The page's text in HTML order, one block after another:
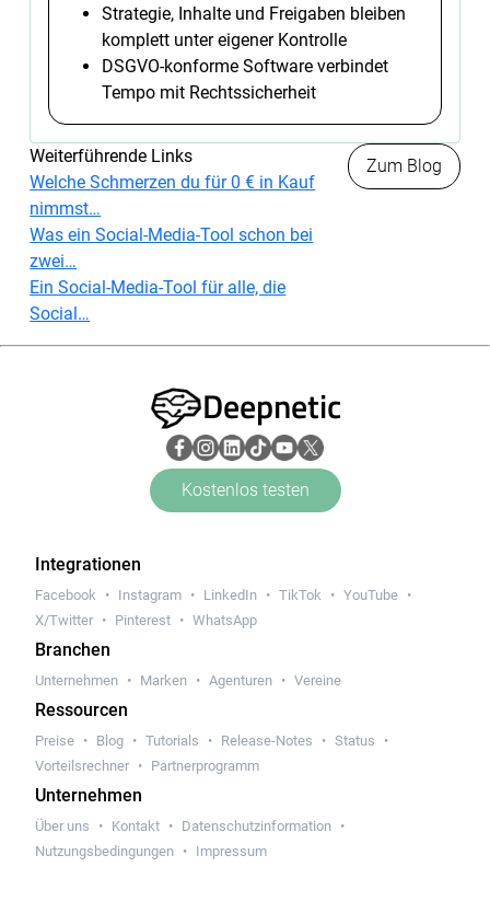
Strategie, Inhalte und Freigaben bleiben
komplett unter eigener Kontrolle
DSGVO-konforme Software verbindet
Tempo mit Rechtssicherheit
Weiterführende Links
Welche Schmerzen du für 0 € in Kauf
nimmst…
Was ein Social-Media-Tool schon bei
zwei…
Ein Social-Media-Tool für alle, die
Social…
Zum Blog
Deepnetic
Kostenlos testen
Integrationen
Facebook Instagram LinkedIn TikTok
YouTube
X/Twitter
Pinterest WhatsApp
Branchen
Unternehmen Marken Agenturen Vereine
Ressourcen
Preise Blog Tutorials Release-Notes
Status
Vorteilsrechner
Partnerprogramm
Unternehmen
Über uns Kontakt
Datenschutzinformation
Nutzungsbedingungen
Impressum